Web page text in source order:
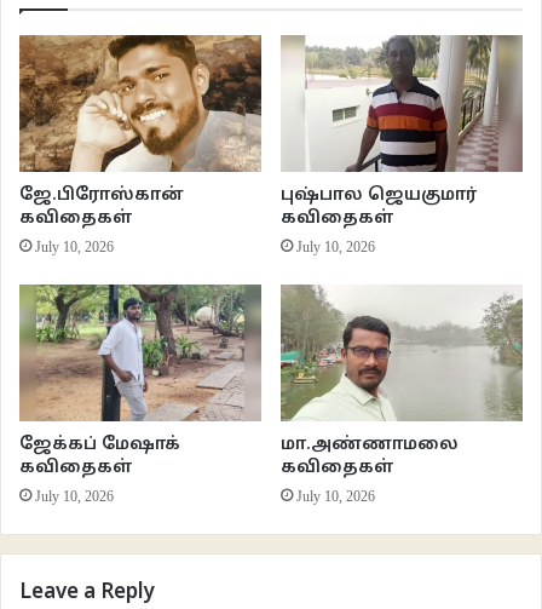
வாசகசாலை
ஜே.பிரோஸ்கான்
கவிதைகள்
July 10, 2026
புஷ்பால ஜெயகுமார்
கவிதைகள்
July 10, 2026
ஜேக்கப் மேஷாக்
கவிதைகள்
July 10, 2026
மா.அண்ணாமலை
கவிதைகள்
July 10, 2026
Leave a Reply